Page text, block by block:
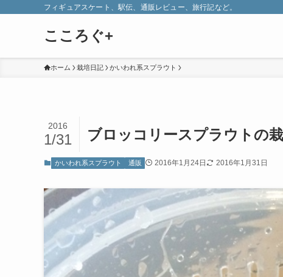
フィギュアスケート、駅伝、通販レビュー、旅行記など。
こころぐ+
ホーム 栽培日記 かいわれ系スプラウト
ブロッコリースプラウトの
2016
1/31
かいわれ系スプラウト 通販 2016年1月24日 2016年1月31日